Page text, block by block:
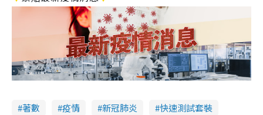
著數 疫情 新冠肺炎
快速測試套裝